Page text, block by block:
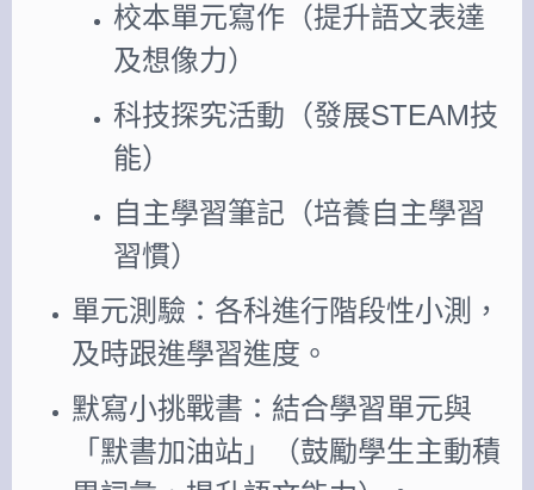
校本單元寫作（提升語文表達
及想像力）
科技探究活動（發展STEAM技
能）
自主學習筆記（培養自主學習
習慣）
單元測驗：各科進行階段性小測，
及時跟進學習進度。
默寫小挑戰書：結合學習單元與
「默書加油站」（鼓勵學生主動積